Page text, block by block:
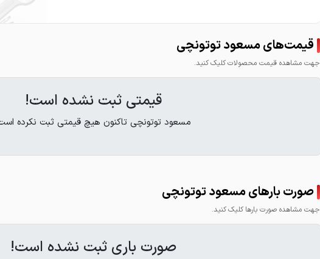
قیمت‌های مسعود توتونچی
جهت مشاهده قیمت محصولات کلیک کنید.
قیمتی ثبت نشده است!
مسعود توتونچی تاکنون هیچ قیمتی ثبت نکرده
صورت بارهای مسعود توتونچی
جهت مشاهده صورت بارها کلیک کنید.
صورت باری ثبت نشده است!